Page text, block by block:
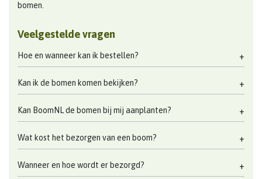
bomen.
Veelgestelde vragen
Hoe en wanneer kan ik bestellen?
Kan ik de bomen komen bekijken?
Kan BoomNL de bomen bij mij aanplanten?
Wat kost het bezorgen van een boom?
Wanneer en hoe wordt er bezorgd?